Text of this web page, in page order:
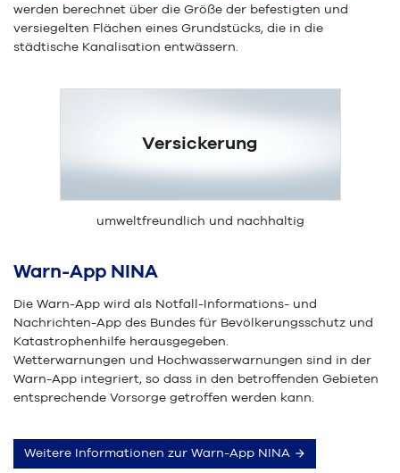
werden berechnet über die Größe der befestigten und
versiegelten Flächen eines Grundstücks, die in die
städtische Kanalisation entwässern.
Versickerung
umweltfreundlich und nachhaltig
Warn-App NINA
Die Warn-App wird als Notfall-Informations- und
Nachrichten-App des Bundes für Bevölkerungsschutz und
Katastrophenhilfe herausgegeben.
Wetterwarnungen und Hochwasserwarnungen sind in der
Warn-App integriert, so dass in den betroffenden Gebieten
entsprechende Vorsorge getroffen werden kann.
Weitere Informationen zur Warn-App NINA